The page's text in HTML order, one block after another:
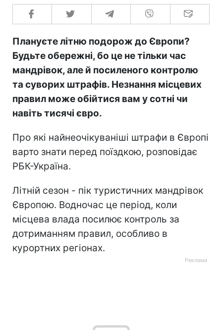
Плануєте літню подорож до Європи?
Будьте обережні, бо це не тільки час
мандрівок, але й посиленого контролю
та суворих штрафів. Незнання місцевих
правил може обійтися вам у сотні чи
навіть тисячі євро.
Про які найнеочікуваніші штрафи в Європі
варто знати перед поїздкою, розповідає
РБК-Україна.
Літній сезон - пік туристичних мандрівок
Європою. Водночас це період, коли
місцева влада посилює контроль за
дотриманням правил, особливо в
курортних регіонах.